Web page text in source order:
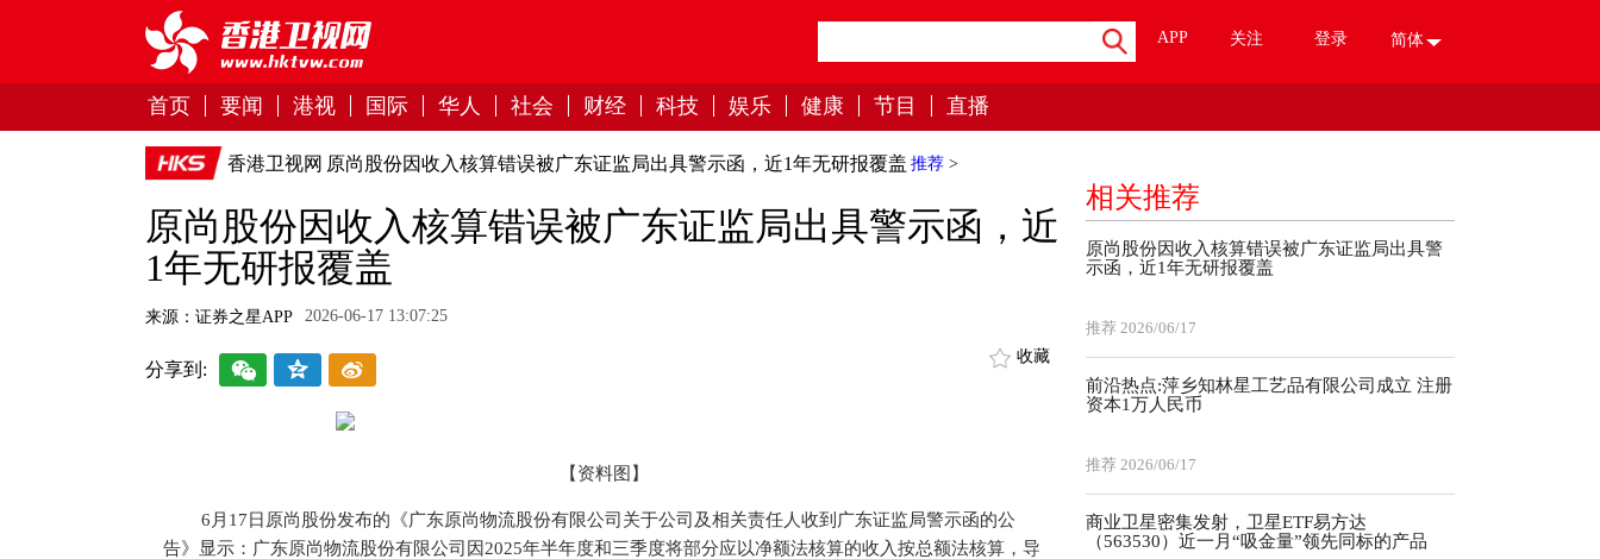
APP 关注 登录 简体
首页 要闻 港视 国际 华人 社会 财经 科技 娱乐 健康 节目 直播
香港卫视网 推荐 >
原尚股份因收入核算错误被广东证监局出具警示函，近1年无研报覆盖
原尚股份因收入核算错误被广东证监局出具警示函，近
1年无研报覆盖
来源：证券之星APP 2026-06-17 13:07:25
分享到:
收藏
【资料图】
6月17日原尚股份发布的《广东原尚物流股份有限公司关于公司及相关责任人收到广东证监局警示函的公
告》显示：广东原尚物流股份有限公司因2025年半年度和三季度将部分应以净额法核算的收入按总额法核算，导
相关推荐
原尚股份因收入核算错误被广东证监局出具警
示函，近1年无研报覆盖
推荐 2026/06/17
前沿热点:萍乡知林星工艺品有限公司成立 注册
资本1万人民币
推荐 2026/06/17
商业卫星密集发射，卫星ETF易方达
（563530）近一月“吸金量”领先同标的产品